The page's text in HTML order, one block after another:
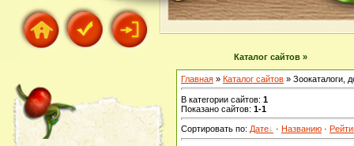
Каталог сайтов »
Главная » Каталог сайтов » Зоокаталоги,
В категории сайтов: 1
Показано сайтов: 1-1
Сортировать по: Дате · Названию ·